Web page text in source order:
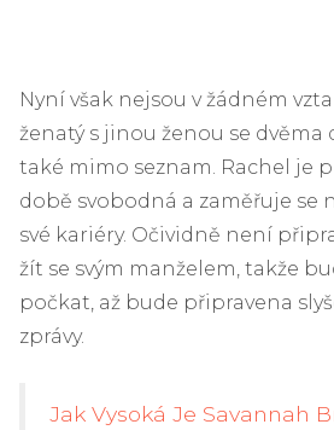
Nyní však nejsou v žádném
ženatý s jinou ženou se dvěma
také mimo seznam. Rachel je
době svobodná a zaměřuje se
své kariéry. Očividně není
žít se svým manželem, takže
počkat, až bude připravena
zprávy.
Jak Vysoká Je Savannah